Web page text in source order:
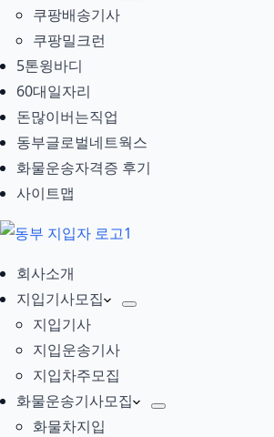
쿠팡배송기사
쿠팡밀크런
5톤윙바디
60대일자리
돈많이버는직업
동부글로벌네트웍스
화물운송자격증 후기
사이트맵
회사소개
지입기사모집
지입기사
지입운송기사
지입차주모집
화물운송기사모집
화물차지입